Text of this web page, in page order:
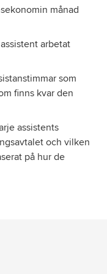
månad
arbetat
som
finns kvar den
assistents
och vilken
på hur de